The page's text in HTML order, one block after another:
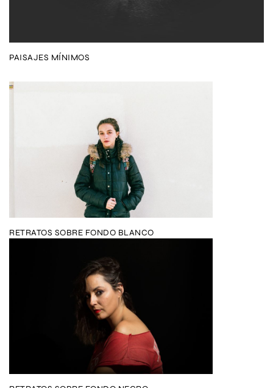
PAISAJES MÍNIMOS
RETRATOS SOBRE FONDO BLANCO